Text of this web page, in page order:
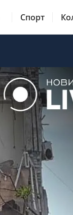
Спорт